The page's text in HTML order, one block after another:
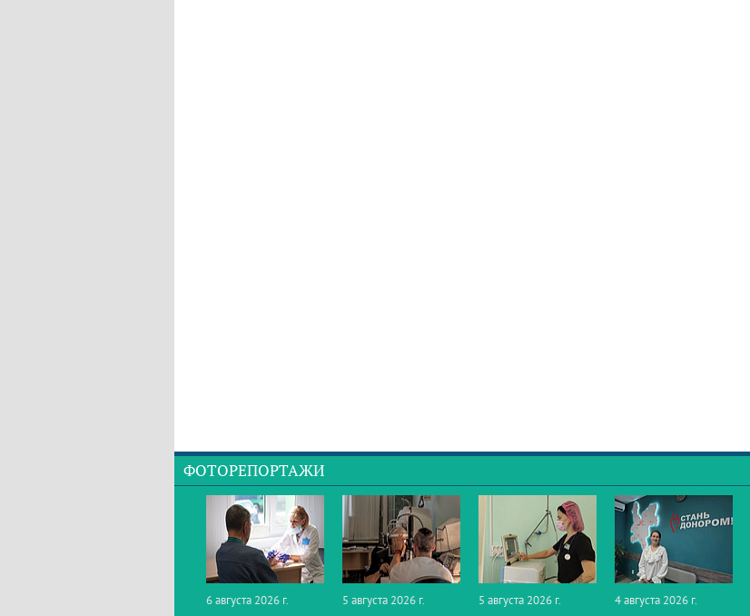
ФОТОРЕПОРТАЖИ
6 августа 2026 г.
5 августа 2026 г.
5 августа 2026 г.
4 августа 2026 г.